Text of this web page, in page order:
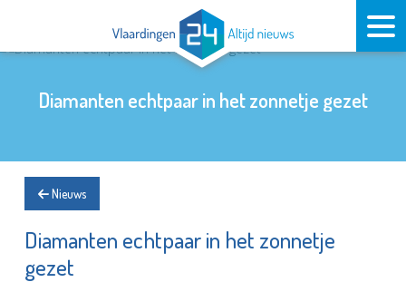
Diamanten echtpaar in het zonnetje gezet
Nieuws
Diamanten echtpaar in het zonnetje
gezet